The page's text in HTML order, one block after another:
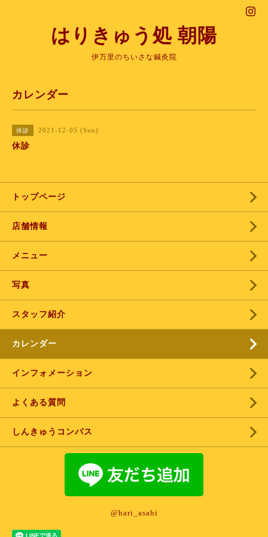
はりきゅう処 朝陽
伊万里のちいさな鍼灸院
カレンダー
休診 2021-12-05 (Sun)
休診
トップページ
店舗情報
メニュー
写真
スタッフ紹介
カレンダー
インフォメーション
よくある質問
しんきゅうコンパス
@hari_asahi